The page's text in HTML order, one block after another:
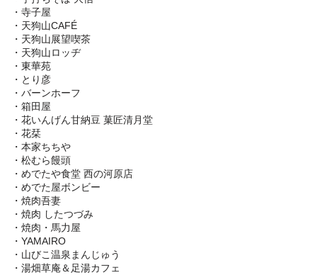
・寺子屋
・天狗山CAFÉ
・天狗山展望喫茶
・天狗山ロッヂ
・東華苑
・とり彦
・バーンホーフ
・箱田屋
・花いんげん甘納豆 菓匠清月堂
・花栞
・本家ちちや
・松むら饅頭
・めでたや食堂 西の河原店
・めでた屋ボンビー
・焼肉吾妻
・焼肉 したつづみ
・焼肉・馬力屋
・YAMAIRO
・山びこ温泉まんじゅう
・湯畑草庵＆足湯カフェ